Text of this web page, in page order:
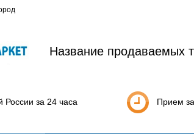
Название продаваемых
России за 24 часа Прием